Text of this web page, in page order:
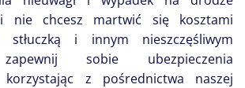
nie chcesz martwić się kosztami
stłuczką i innym nieszczęśliwym
sobie ubezpieczenia
korzystając z pośrednictwa naszej